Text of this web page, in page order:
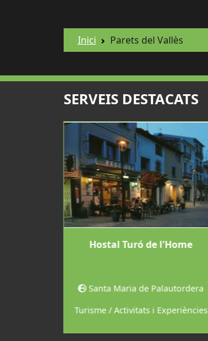
Inici Parets del Vallès
SERVEIS DESTACATS
Hostal Turó de l'Home
Santa Maria de Palautordera
Turisme / Activitats i Experiències